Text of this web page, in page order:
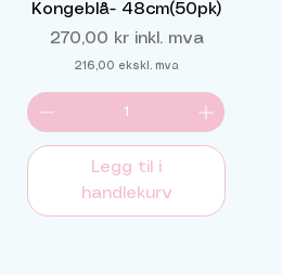
Kongeblå- 48cm(50pk)
Pris
270,00 kr inkl. mva
216,00 ekskl. mva
Legg til i
handlekurv